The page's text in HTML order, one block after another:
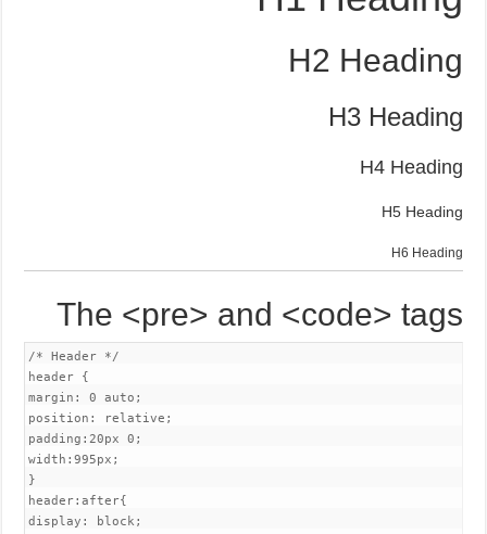
H2 Heading
H3 Heading
H4 Heading
H5 Heading
H6 Heading
The <pre> and <code> tags
/* Header */
header {
margin: 0 auto;
position: relative;
padding:20px 0;
width:995px;
}
header:after{
display: block;